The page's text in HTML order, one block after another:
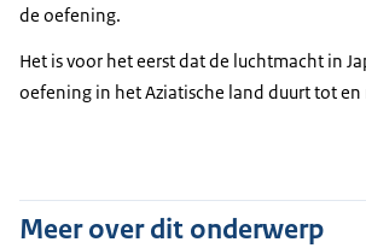
de oefening.
Het is voor het eerst dat de luchtmacht in
oefening in het Aziatische land duurt tot en
Meer over dit onderwerp